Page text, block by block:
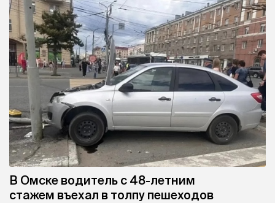
В Омске водитель с 48-летним
стажем въехал в толпу пешеходов